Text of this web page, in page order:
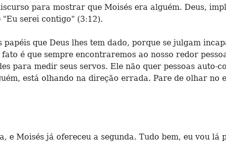
para mostrar que Moisés era alguém. Deus,
serei contigo" (3:12).
que Deus lhes tem dado, porque se julgam
é que sempre encontraremos ao nosso redor
para medir seus servos. Ele não quer pessoas auto-
está olhando na direção errada. Pare de olhar
e Moisés já ofereceu a segunda. Tudo bem, eu vou